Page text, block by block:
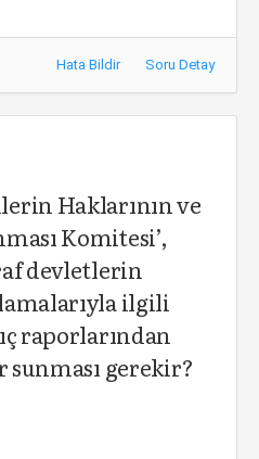
Hata Bildir Soru Detay
Haklarının ve
Komitesi’,
devletlerin
ilgili
raporlarından
sunması gerekir?